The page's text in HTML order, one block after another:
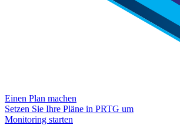
Einen Plan machen
Setzen Sie Ihre Pläne in PRTG um
Monitoring starten